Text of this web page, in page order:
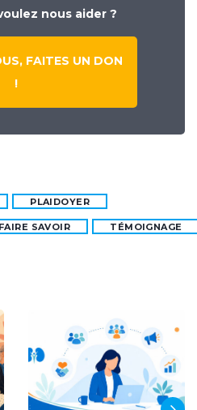
nous aider ?
FAITES UN DON
!
PLAIDOYER
SAVOIR TÉMOIGNAGE